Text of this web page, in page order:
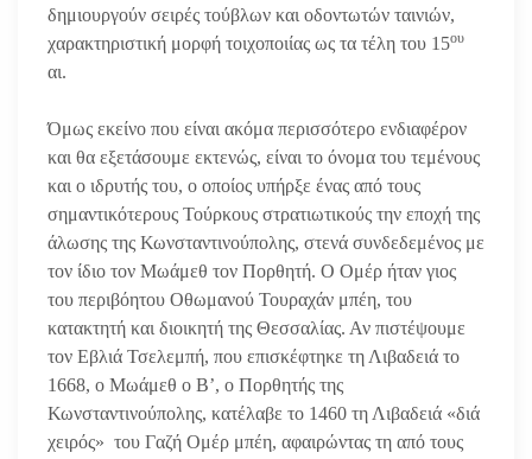
δημιουργούν σειρές τούβλων και οδοντωτών ταινιών,
χαρακτηριστική μορφή τοιχοποιίας ως τα τέλη του 15ου
αι.
Όμως εκείνο που είναι ακόμα περισσότερο ενδιαφέρον
και θα εξετάσουμε εκτενώς, είναι το όνομα του τεμένους
και ο ιδρυτής του, ο οποίος υπήρξε ένας από τους
σημαντικότερους Τούρκους στρατιωτικούς την εποχή της
άλωσης της Κωνσταντινούπολης, στενά συνδεδεμένος με
τον ίδιο τον Μωάμεθ τον Πορθητή. Ο Ομέρ ήταν γιος
του περιβόητου Οθωμανού Τουραχάν μπέη, του
κατακτητή και διοικητή της Θεσσαλίας. Αν πιστέψουμε
τον Εβλιά Τσελεμπή, που επισκέφτηκε τη Λιβαδειά το
1668, ο Μωάμεθ ο Β’, ο Πορθητής της
Κωνσταντινούπολης, κατέλαβε το 1460 τη Λιβαδειά «διά
χειρός» του Γαζή Ομέρ μπέη, αφαιρώντας τη από τους